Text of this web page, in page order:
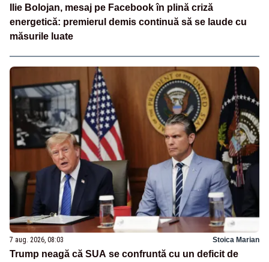
Ilie Bolojan, mesaj pe Facebook în plină criză
energetică: premierul demis continuă să se laude cu
măsurile luate
7 aug. 2026, 08:03 Stoica Marian
Trump neagă că SUA se confruntă cu un deficit de